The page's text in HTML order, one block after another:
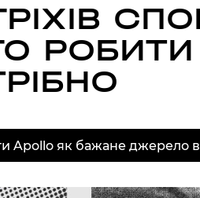
КОМАНДАМ
Apollo як бажане джерело